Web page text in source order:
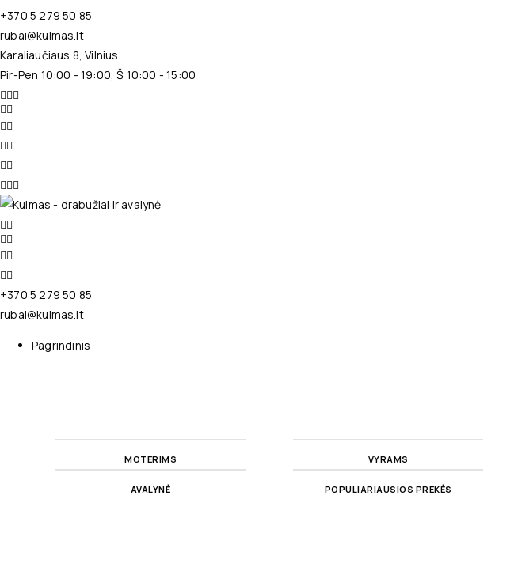
+370 5 279 50 85
rubai@kulmas.lt
Karaliaučiaus 8, Vilnius
Pir-Pen 10:00 - 19:00, Š 10:00 - 15:00
+370 5 279 50 85
rubai@kulmas.lt
Pagrindinis
MOTERIMS VYRAMS
AVALYNĖ POPULIARIAUSIOS PREKĖS